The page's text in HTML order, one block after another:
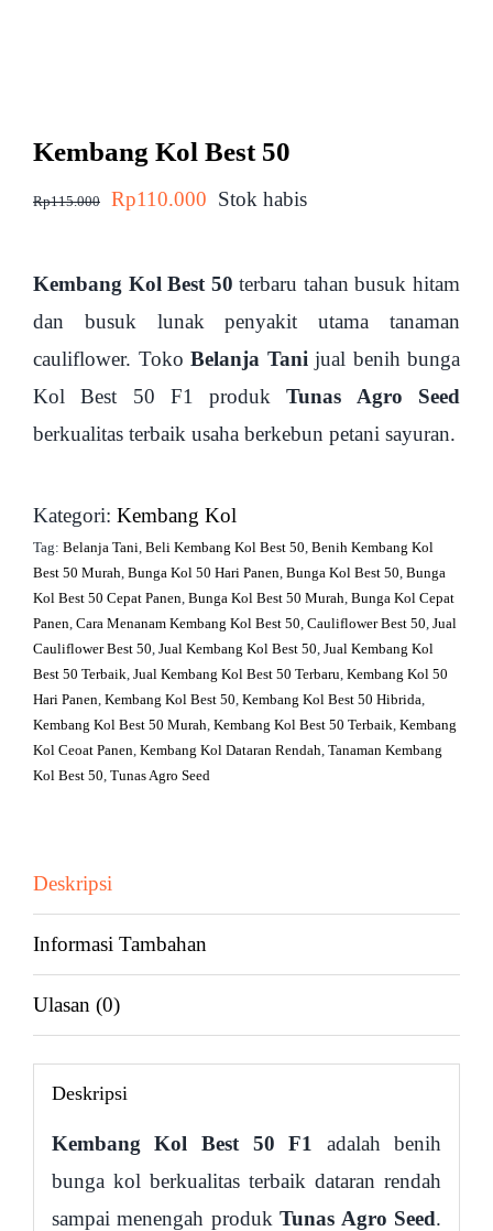
Kembang Kol Best 50
Rp115.000
Harga
adalah:
Rp115.000.
Rp110.000 Harga
ini
Rp110.000.
Stok habis
Kembang Kol Best 50 terbaru tahan busuk hitam
dan busuk lunak penyakit utama tanaman
cauliflower. Toko Belanja Tani jual benih bunga
Kol Best 50 F1 produkTunas Agro Seed
berkualitas terbaik usaha berkebun petani sayuran.
Kategori: Kembang Kol
Tag: Belanja Tani, Beli Kembang Kol Best 50, Benih Kembang Kol
Best 50 Murah, Bunga Kol 50 Hari Panen, Bunga Kol Best 50, Bunga
Kol Best 50 Cepat Panen, Bunga Kol Best 50 Murah, Bunga Kol Cepat
Panen, Cara Menanam Kembang Kol Best 50, Cauliflower Best 50, Jual
Cauliflower Best 50, Jual Kembang Kol Best 50, Jual Kembang Kol
Best 50 Terbaik, Jual Kembang Kol Best 50 Terbaru, Kembang Kol 50
Hari Panen, Kembang Kol Best 50, Kembang Kol Best 50 Hibrida,
Kembang Kol Best 50 Murah, Kembang Kol Best 50 Terbaik, Kembang
Kol Ceoat Panen, Kembang Kol Dataran Rendah, Tanaman Kembang
Kol Best 50, Tunas Agro Seed
Deskripsi
Informasi Tambahan
Ulasan (0)
Deskripsi
Kembang Kol Best 50 F1
adalah benih
bunga kol berkualitas terbaik dataran rendah
sampai menengah produkTunas Agro Seed.